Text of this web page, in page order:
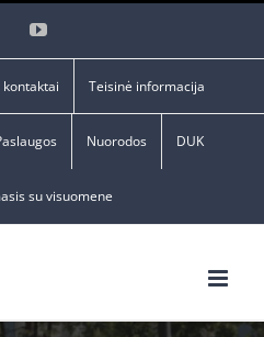
FacebookYouTube
Teisinė informacija
Nuorodos DUK
su visuomene